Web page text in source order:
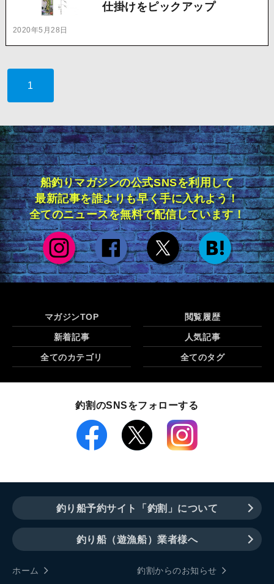
2020年5月28日
仕掛けをピックアップ
1
船釣りマガジンの公式SNSを利用して
最新記事を誰よりも早く手に入れよう！
全てのニュースを無料で配信しています！
マガジンTOP 閲覧履歴
新着記事 人気記事
全てのカテゴリ 全てのタグ
釣割のSNSをフォローする
釣り船予約サイト「釣割」について
釣り船（遊漁船）業者様へ
ホーム
釣割からのお知らせ